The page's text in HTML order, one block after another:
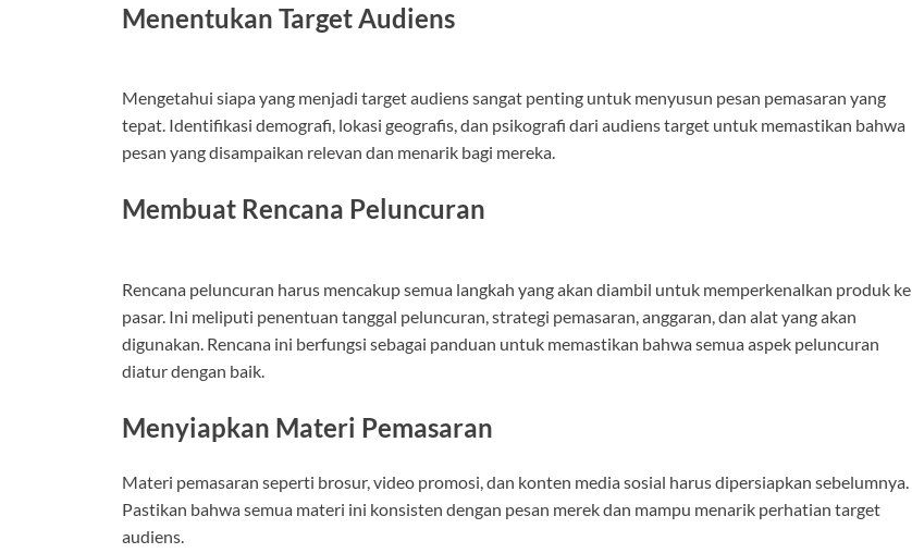
Menentukan Target Audiens
Mengetahui siapa yang menjadi target audiens sangat penting untuk menyusun pesan pemasaran yang
tepat. Identifikasi demografi, lokasi geografis, dan psikografi dari audiens target untuk memastikan bahwa
pesan yang disampaikan relevan dan menarik bagi mereka.
Membuat Rencana Peluncuran
Rencana peluncuran harus mencakup semua langkah yang akan diambil untuk memperkenalkan produk ke
pasar. Ini meliputi penentuan tanggal peluncuran, strategi pemasaran, anggaran, dan alat yang akan
digunakan. Rencana ini berfungsi sebagai panduan untuk memastikan bahwa semua aspek peluncuran
diatur dengan baik.
Menyiapkan Materi Pemasaran
Materi pemasaran seperti brosur, video promosi, dan konten media sosial harus dipersiapkan sebelumnya.
Pastikan bahwa semua materi ini konsisten dengan pesan merek dan mampu menarik perhatian target
audiens.